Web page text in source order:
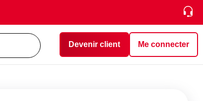
Devenir client Me connecter